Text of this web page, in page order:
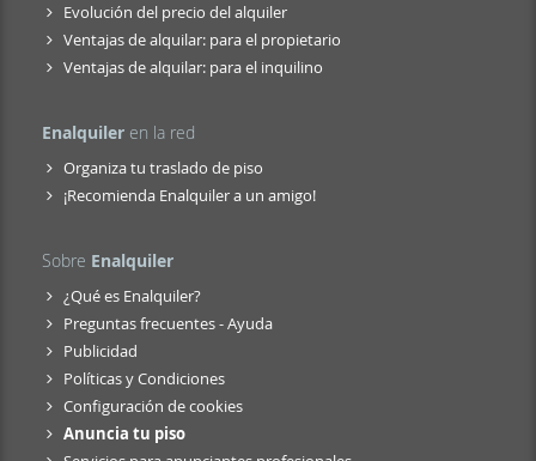
Evolución del precio del alquiler
Ventajas de alquilar: para el propietario
Ventajas de alquilar: para el inquilino
Enalquiler en la red
Organiza tu traslado de piso
¡Recomienda Enalquiler a un amigo!
Sobre Enalquiler
¿Qué es Enalquiler?
Preguntas frecuentes - Ayuda
Publicidad
Políticas y Condiciones
Configuración de cookies
Anuncia tu piso